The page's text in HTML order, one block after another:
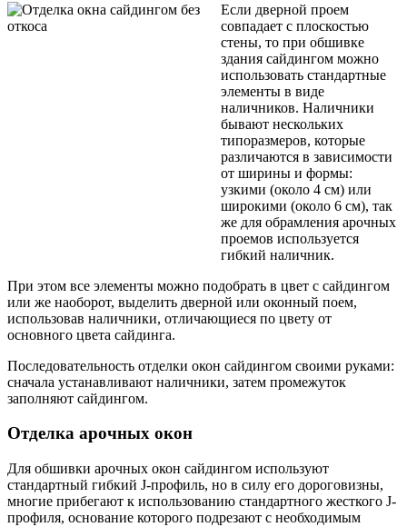
Если дверной проем
совпадает с плоскостью
стены, то при обшивке
здания сайдингом можно
использовать стандартные
элементы в виде
наличников. Наличники
бывают нескольких
типоразмеров, которые
различаются в зависимости
от ширины и формы:
узкими (около 4 см) или
широкими (около 6 см), так
же для обрамления арочных
проемов используется
гибкий наличник.
При этом все элементы можно подобрать в цвет с сайдингом
или же наоборот, выделить дверной или оконный поем,
использовав наличники, отличающиеся по цвету от
основного цвета сайдинга.
Последовательность отделки окон сайдингом своими руками:
сначала устанавливают наличники, затем промежуток
заполняют сайдингом.
Отделка арочных окон
Для обшивки арочных окон сайдингом используют
стандартный гибкий J-профиль, но в силу его дороговизны,
многие прибегают к использованию стандартного жесткого J-
профиля, основание которого подрезают с необходимым